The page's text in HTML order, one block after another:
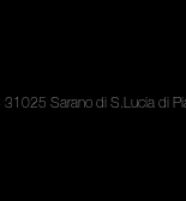
Sarano di S.Lucia di